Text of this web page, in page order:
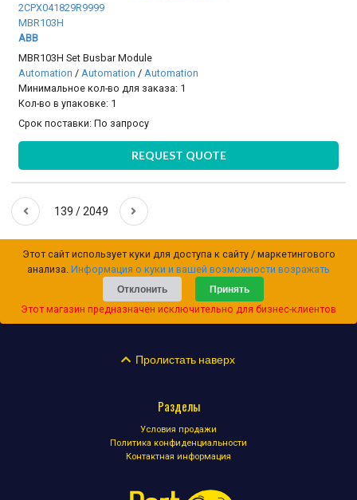
2CPX041829R9999
MBR103H
ABB
MBR103H Set Busbar Module
Automation /Automation /Automation
Минимальное кол-во для заказа: 1
Кол-во в упаковке: 1
Срок поставки:По запросу
REQUEST QUOTE
139 / 2049
Этот сайт использует куки для доступа к сайту / маркетингового
анализа. Информация о куки и вашей возможности возражать
Отклонить
Принять
Этот магазин предназначен исключительно для бизнес-клиентов
Пролистать наверх
Разделы
Условия продажи
Политика конфиденциальности
Контактная информация